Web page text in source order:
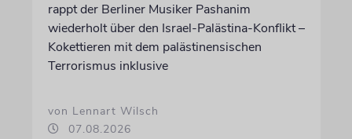
rappt der Berliner Musiker Pashanim
wiederholt über den Israel-Palästina-Konflikt –
Kokettieren mit dem palästinensischen
Terrorismus inklusive
von Lennart Wilsch
07.08.2026